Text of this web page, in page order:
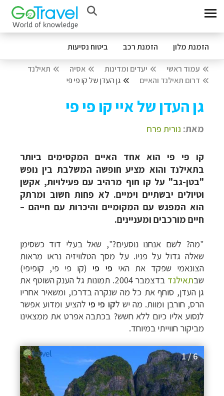
הזמנת מלון הזמנת רכב ביטוח נסיעות
עמוד ראשי יעדים ומדינות אסיה
תאילנד
דרום תאילנד והאיים
גן העדן של קו פי פי
גן העדן של איי קו פי פי
מאת: נורית פרח
קו פי פי הוא אחד האיים המקסימים ביותר
בתאילנד והוא מציע חופשה המשלבת בין נופש
"בטן-גב" על קו חוף מרהיב עם פעילויות, אקשן
וטיולים יבשתיים וימיים. לא פחות חשוב ומרתק
הוא המפגש עם המקומיים והיכרות עם חייהם –
חיים מורכבים ומעניינים.
"מה? לשם אנחנו נוסעים?", שאל בעלי דוד כשסימן
שאלה גדול על פניו. על מסך הטלוויזיה נראו מראות
הצונאמי שפקד את האי פי פי (קו פי פי, קופיפי)
שבתאילנד
בדצמבר 2004. תמונות גל הענק השוטף את
גן העדן, סוחף את כל מה שנקרה בדרכו, ומשאיר אחריו
הרס, חורבן ומוות. מה יש לקו פי פי להציע ומדוע אפשר
לנסוע אליו כיום ללא חשש? בכתבה אפרט את ממצאינו
מביקור חווייתי במיוחד.
1 / 6